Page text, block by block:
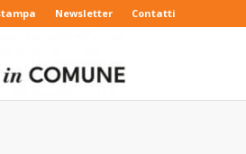
Newsletter Contatti